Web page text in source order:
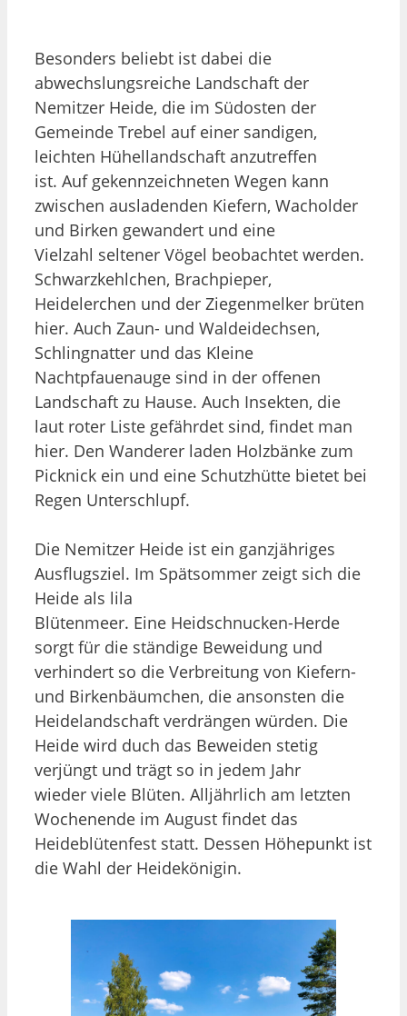
Besonders beliebt ist dabei die
abwechslungsreiche Landschaft der
Nemitzer Heide, die im Südosten der
Gemeinde Trebel auf einer sandigen,
leichten Hühellandschaft anzutreffen
ist. Auf gekennzeichneten Wegen kann
zwischen ausladenden Kiefern, Wacholder
und Birken gewandert und eine
Vielzahl seltener Vögel beobachtet werden.
Schwarzkehlchen, Brachpieper,
Heidelerchen und der Ziegenmelker brüten
hier. Auch Zaun- und Waldeidechsen,
Schlingnatter und das Kleine
Nachtpfauenauge sind in der offenen
Landschaft zu Hause. Auch Insekten, die
laut roter Liste gefährdet sind, findet man
hier. Den Wanderer laden Holzbänke zum
Picknick ein und eine Schutzhütte bietet bei
Regen Unterschlupf.
Die Nemitzer Heide ist ein ganzjähriges
Ausflugsziel. Im Spätsommer zeigt sich die
Heide als lila
Blütenmeer. Eine Heidschnucken-Herde
sorgt für die ständige Beweidung und
verhindert so die Verbreitung von Kiefern-
und Birkenbäumchen, die ansonsten die
Heidelandschaft verdrängen würden. Die
Heide wird duch das Beweiden stetig
verjüngt und trägt so in jedem Jahr
wieder viele Blüten. Alljährlich am letzten
Wochenende im August findet das
Heideblütenfest statt. Dessen Höhepunkt ist
die Wahl der Heidekönigin.